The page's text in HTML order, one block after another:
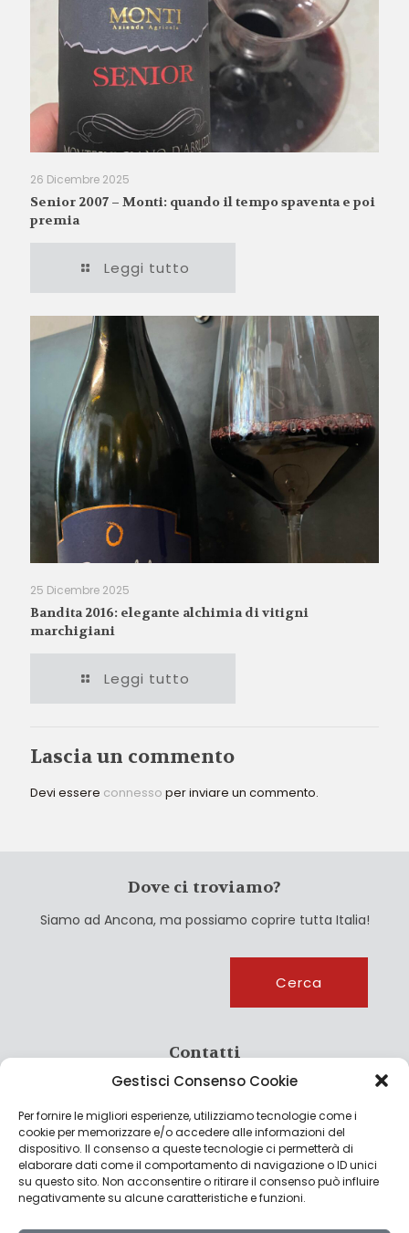
Gestisci Consenso Cookie
Per fornire le migliori esperienze, utilizziamo tecnologie come i
cookie per memorizzare e/o accedere alle informazioni del
dispositivo. Il consenso a queste tecnologie ci permetterà di
elaborare dati come il comportamento di navigazione o ID unici
su questo sito. Non acconsentire o ritirare il consenso può influire
negativamente su alcune caratteristiche e funzioni.
26 Dicembre 2025
Senior 2007 – Monti: quando il tempo spaventa e poi
premia
Leggi tutto
25 Dicembre 2025
Bandita 2016: elegante alchimia di vitigni
marchigiani
Leggi tutto
Lascia un commento
Devi essere connesso per inviare un commento.
Dove ci troviamo?
Siamo ad Ancona, ma possiamo coprire tutta Italia!
Cerca
Contatti
info@culturagroalimentare.com
Note legali
Privacy Policy